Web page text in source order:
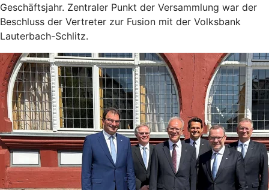
Geschäftsjahr. Zentraler Punkt der Versammlung war der
Beschluss der Vertreter zur Fusion mit der Volksbank
Lauterbach-Schlitz.